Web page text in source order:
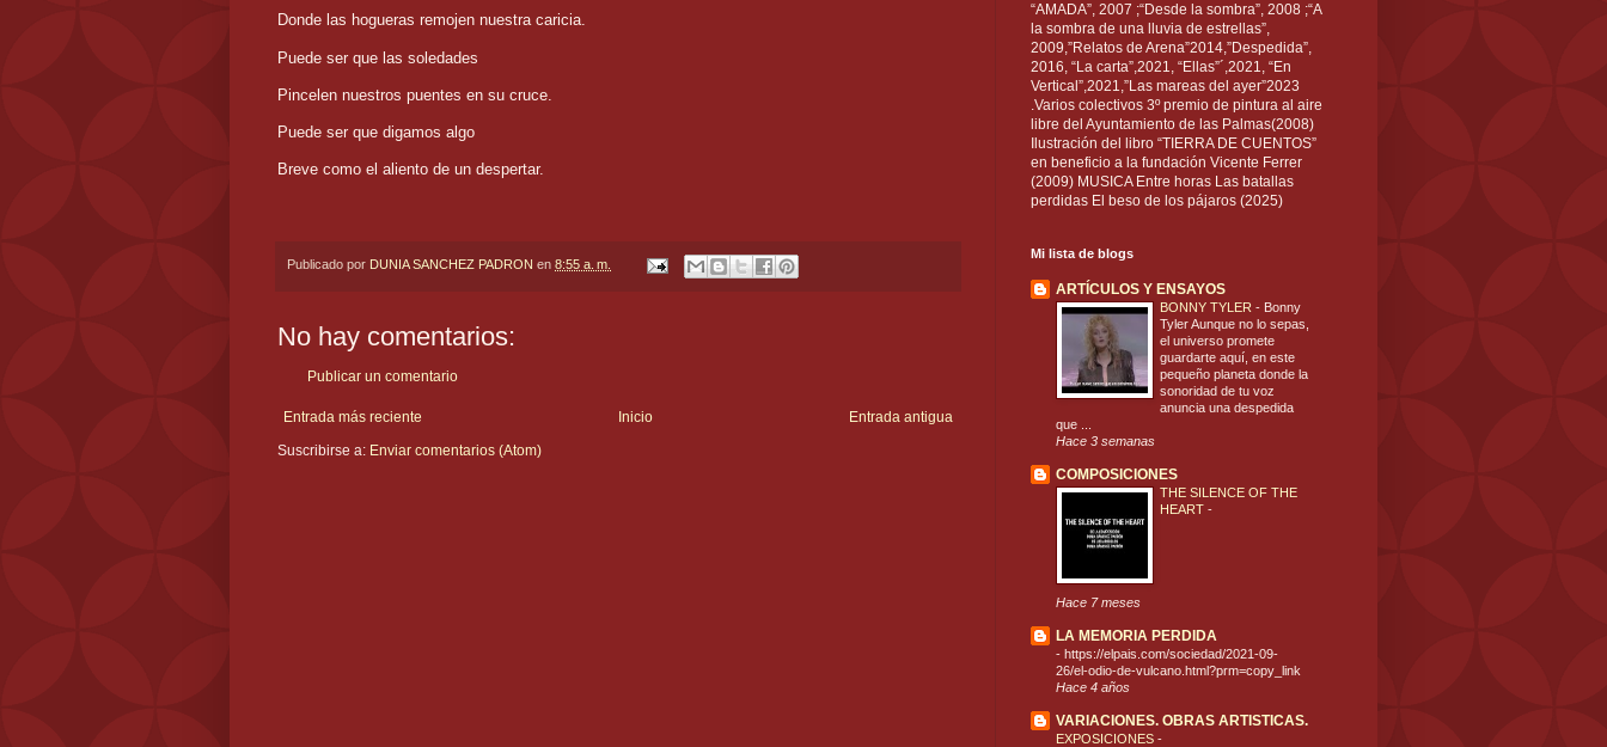
Donde las hogueras remojen nuestra caricia.
Puede ser que las soledades
Pincelen nuestros puentes en su cruce.
Puede ser que digamos algo
Breve como el aliento de un despertar.
Publicado por DUNIA SANCHEZ PADRON en 8:55 a. m.
No hay comentarios:
Publicar un comentario
Entrada más reciente Entrada antigua
Inicio
Suscribirse a: Enviar comentarios (Atom)
“AMADA”, 2007 ;“Desde la sombra”, 2008 ;“A
la sombra de una lluvia de estrellas”,
2009,”Relatos de Arena”2014,”Despedida”,
2016, “La carta”,2021, “Ellas”´,2021, “En
Vertical”,2021,”Las mareas del ayer”2023
.Varios colectivos 3º premio de pintura al aire
libre del Ayuntamiento de las Palmas(2008)
Ilustración del libro “TIERRA DE CUENTOS”
en beneficio a la fundación Vicente Ferrer
(2009) MUSICA Entre horas Las batallas
perdidas El beso de los pájaros (2025)
Mi lista de blogs
ARTÍCULOS Y ENSAYOS
BONNY TYLER - Bonny
Tyler Aunque no lo sepas,
el universo promete
guardarte aquí, en este
pequeño planeta donde la
sonoridad de tu voz
anuncia una despedida
que ...
Hace 3 semanas
COMPOSICIONES
THE SILENCE OF THE
HEART -
Hace 7 meses
LA MEMORIA PERDIDA
- https://elpais.com/sociedad/2021-09-
26/el-odio-de-vulcano.html?prm=copy_link
Hace 4 años
VARIACIONES. OBRAS ARTISTICAS.
EXPOSICIONES -